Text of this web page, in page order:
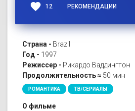
favorite 12 РЕКОМЕНДАЦИИ
Страна - Brazil
Год - 1997
Режиссер - Рикардо Ваддингтон
Продолжительность ≈ 50 мин
РОМАНТИКА ТВ/СЕРИАЛЫ
О фильме